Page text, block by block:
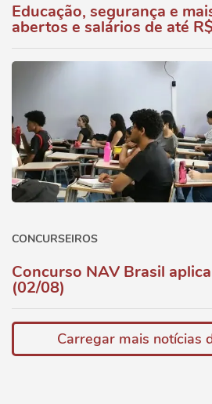
Educação, segurança e
abertos e salários de até
CONCURSEIROS
Concurso NAV Brasil
(02/08)
Carregar mais notícias